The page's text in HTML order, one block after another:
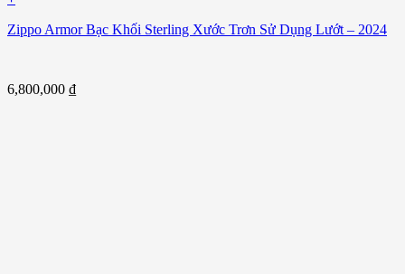
Zippo Armor Bạc Khối Sterling Xước Trơn Sử Dụng Lướt – 2024
6,800,000 ₫